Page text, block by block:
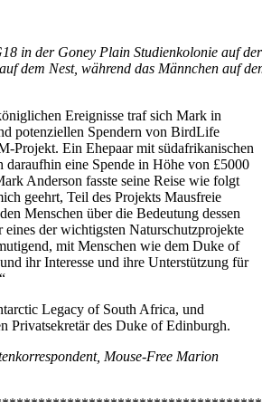
in der Goney Plain Studienkolonie auf
dem Nest, während das Männchen auf
Ereignisse traf sich Mark in
potenziellen Spendern von BirdLife
Projekt. Ein Ehepaar mit südafrikanischen
daraufhin eine Spende in Höhe von £5000
Anderson fasste seine Reise wie folgt
geehrt, Teil des Projekts Mausfreie
Menschen über die Bedeutung dessen
eines der wichtigsten Naturschutzprojekte
mit Menschen wie dem Duke of
ihr Interesse und ihre Unterstützung für
Legacy of South Africa, und
Privatsekretär des Duke of Edinburgh.
Mouse-Free Marion